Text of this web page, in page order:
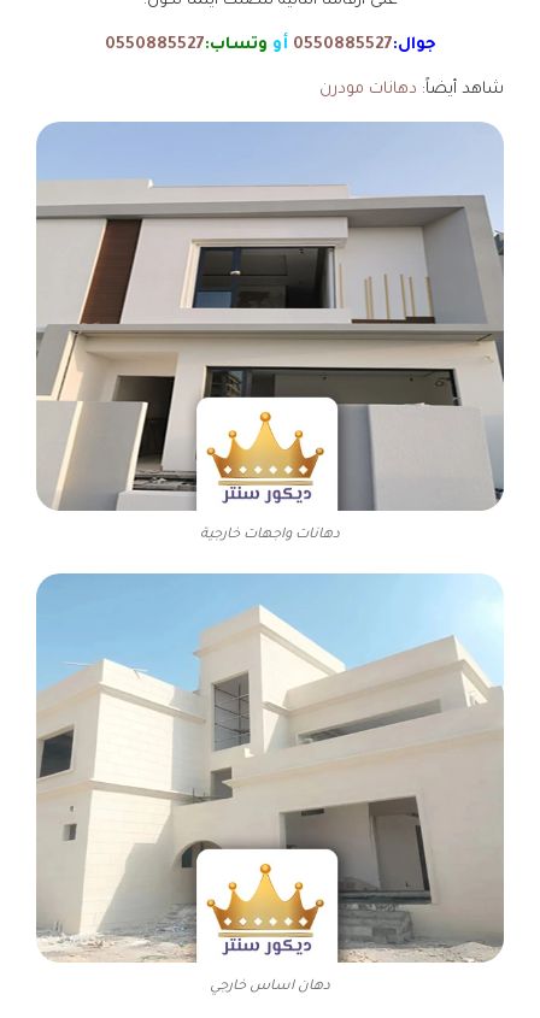
جوال:0550885527 أو وتساب:0550885527
شاهد أيضاً: دهانات مودرن
دهانات واجهات خارجية
دهان اساس خارجي